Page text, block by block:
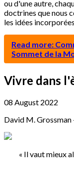
ou d'une autre,
doctrines que nous
les idées
Read more:
Sommet de la
Vivre dans
08 August 2022
David M. Grossman
« Il vaut mieux